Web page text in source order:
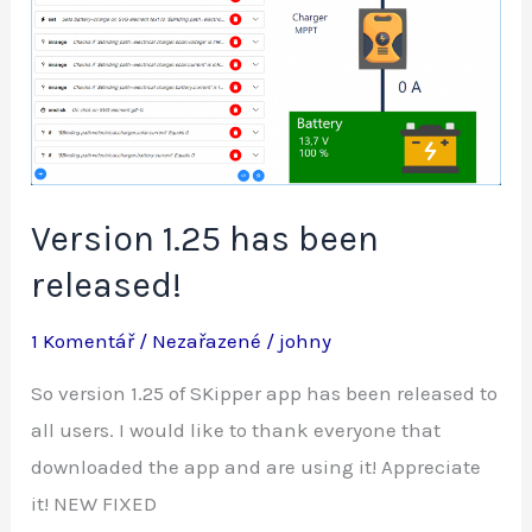
Version 1.25 has been
released!
1 Komentář / Nezařazené / johny
So version 1.25 of SKipper app has been released to
all users. I would like to thank everyone that
downloaded the app and are using it! Appreciate
it! NEW FIXED